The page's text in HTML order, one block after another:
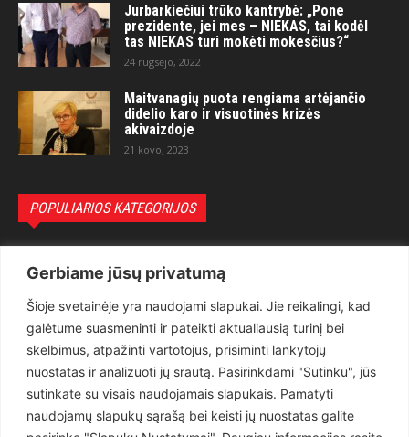
Gerbiame jūsų privatumą
Šioje svetainėje yra naudojami slapukai. Jie reikalingi, kad
galėtume suasmeninti ir pateikti aktualiausią turinį bei
skelbimus, atpažinti vartotojus, prisiminti lankytojų
nuostatas ir analizuoti jų srautą. Pasirinkdami "Sutinku", jūs
sutinkate su visais naudojamais slapukais. Pamatyti
naudojamų slapukų sąrašą bei keisti jų nuostatas galite
Jurbarkiečiui trūko kantrybė: „Pone
prezidente, jei mes – NIEKAS, tai kodėl
tas NIEKAS turi mokėti mokesčius?“
24 rugsėjo, 2022
Maitvanagių puota rengiama artėjančio
didelio karo ir visuotinės krizės
akivaizdoje
21 kovo, 2023
POPULIARIOS KATEGORIJOS
Teisėsauga
1497
Aktualu
Lietuva
619
Pasaulis
Статьи на русском